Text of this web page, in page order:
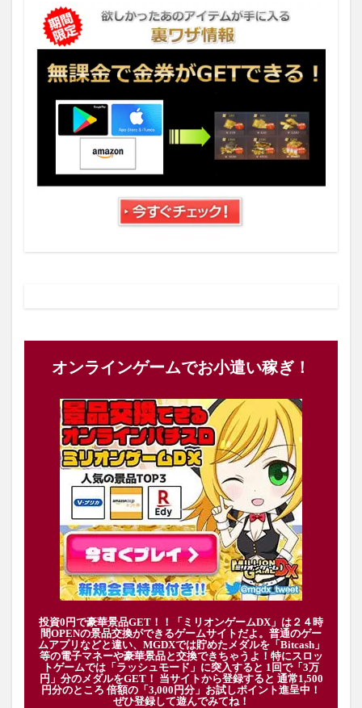
オンラインゲームでお小遣い稼ぎ！
投資0円で豪華景品GET！！「ミリオンゲームDX」は２４時
間OPENの景品交換ができるゲームサイトだよ。普通のゲー
ムアプリなどと違い、MGDXでは貯めたメダルを「Bitcash」
等の電子マネーや豪華景品と交換できちゃうよ！特にスロッ
トゲームでは「ラッシュモード」に突入すると 1回で「3万
円」分のメダルをGET！ 当サイトから登録すると 通常1,500
円分のところ 倍額の「3,000円分」お試しポイント進呈中！
ぜひ登録して遊んでみてね！